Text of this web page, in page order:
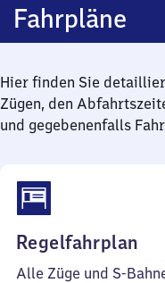
Fahrpläne
Hier finden Sie
Zügen, den
und gegebenenfalls
Regelfahrplan
55
Alle Züge und S-